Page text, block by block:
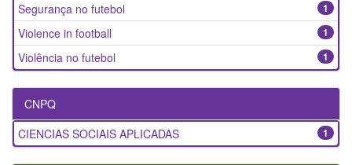
1
Segurança no futebol
1
Violence in football
1
Violência no futebol
CNPQ
1
CIENCIAS SOCIAIS APLICADAS